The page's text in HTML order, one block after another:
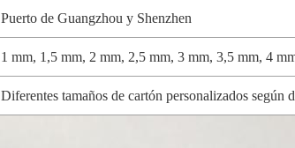
Puerto de Guangzhou y Shenzhen
1 mm, 1,5 mm, 2 mm, 2,5 mm, 3 mm, 3,5 mm, 4
Diferentes tamaños de cartón personalizados según